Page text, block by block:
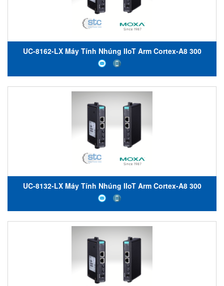
UC-8162-LX Máy Tính Nhúng IIoT Arm Cortex-A8 300
MHz/600 MHz/1 GHz IIoT Gateways Moxa Việt Nam
UC-8132-LX Máy Tính Nhúng IIoT Arm Cortex-A8 300
MHz/600 MHz/1 GHz IIoT Gateways Moxa Việt Nam